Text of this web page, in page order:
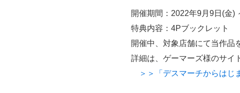
開催期間：2022年9月9日(金
特典内容：4Pブックレット
開催中、対象店舗にて当作品
詳細は、ゲーマーズ様のサイ
＞＞「デスマーチからはじ